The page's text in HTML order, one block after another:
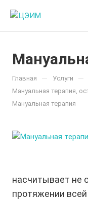
Главная — Услуги —
Мануальная терапия,
Мануальная терапия
насчитывает не
протяжении